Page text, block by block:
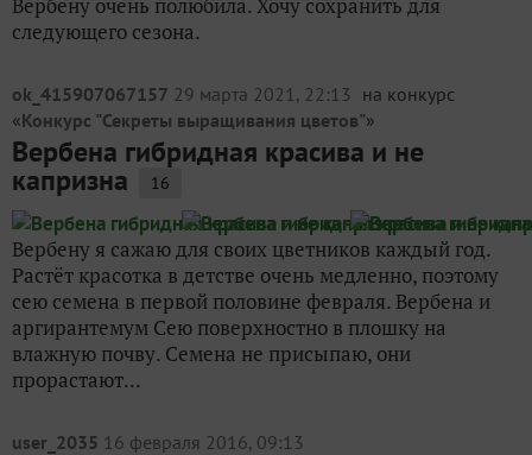
следующего сезона.
ok_415907067157 29 марта 2021, 22:13 на конкурс
«Конкурс "Секреты выращивания цветов"»
Вербена гибридная красива и не
капризна 16
Вербену я сажаю для своих цветников каждый год.
Растёт красотка в детстве очень медленно, поэтому
сею семена в первой половине февраля. Вербена и
аргирантемум Сею поверхностно в плошку на
влажную почву. Семена не присыпаю, они
прорастают...
user_2035 16 февраля 2016, 09:13